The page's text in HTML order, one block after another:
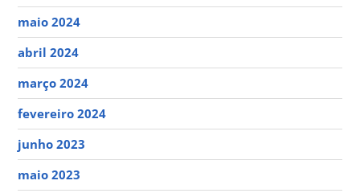
maio 2024
abril 2024
março 2024
fevereiro 2024
junho 2023
maio 2023